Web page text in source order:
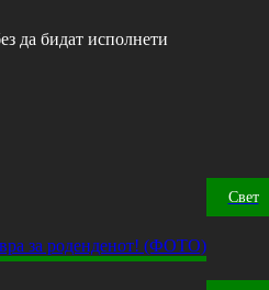
да бидат исполнети
Свет